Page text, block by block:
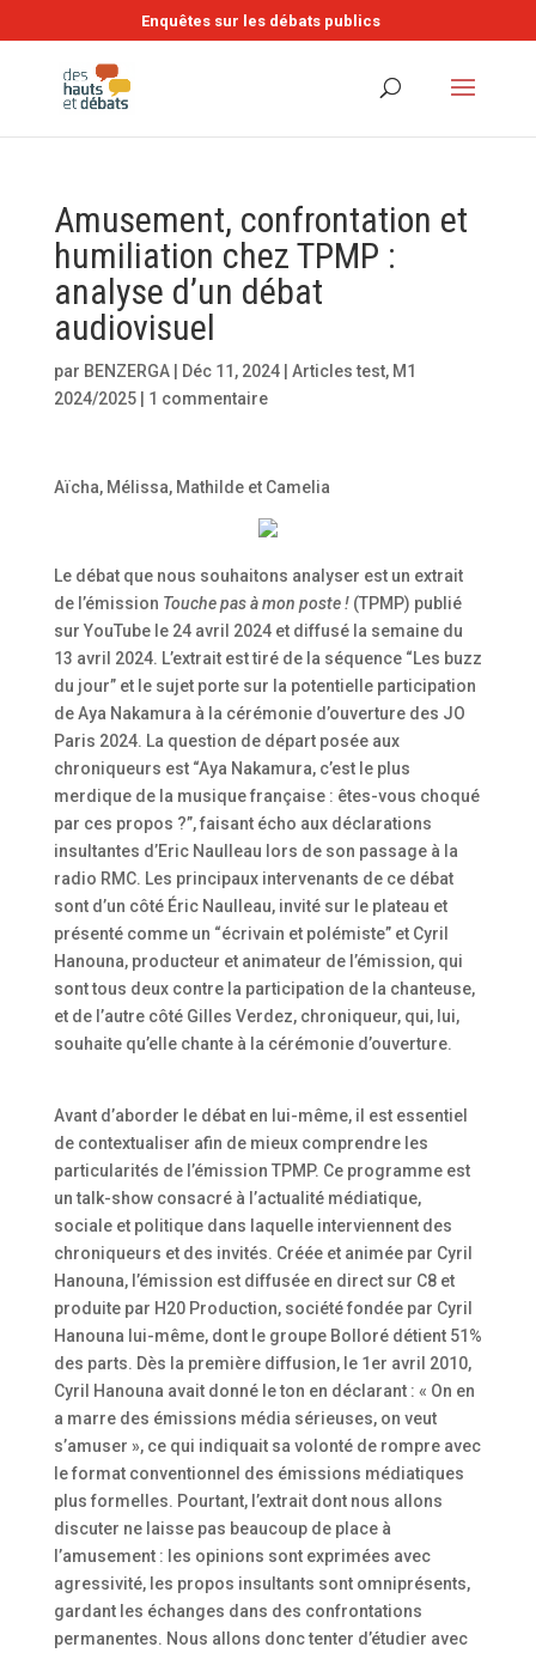
Enquêtes sur les débats publics
Amusement, confrontation et
humiliation chez TPMP :
analyse d’un débat
audiovisuel
par BENZERGA| Déc 11, 2024| Articles test, M1
2024/2025| 1 commentaire
Aïcha, Mélissa, Mathilde et Camelia
Le débat que nous souhaitons analyser est un extrait
de l’émission Touche pas à mon poste !(TPMP) publié
sur YouTube le 24 avril 2024 et diffusé la semaine du
13 avril 2024. L’extrait est tiré de la séquence “Les buzz
du jour” et le sujet porte sur la potentielle participation
de Aya Nakamura à la cérémonie d’ouverture des JO
Paris 2024. La question de départ posée aux
chroniqueurs est “Aya Nakamura, c’est le plus
merdique de la musique française : êtes-vous choqué
par ces propos ?”, faisant écho aux déclarations
insultantes d’Eric Naulleau lors de son passage à la
radio RMC. Les principaux intervenants de ce débat
sont d’un côté Éric Naulleau, invité sur le plateau et
présenté comme un “écrivain et polémiste” et Cyril
Hanouna, producteur et animateur de l’émission, qui
sont tous deux contre la participation de la chanteuse,
et de l’autre côté Gilles Verdez, chroniqueur, qui, lui,
souhaite qu’elle chante à la cérémonie d’ouverture.
Avant d’aborder le débat en lui-même, il est essentiel
de contextualiser afin de mieux comprendre les
particularités de l’émission TPMP. Ce programme est
un talk-show consacré à l’actualité médiatique,
sociale et politique dans laquelle interviennent des
chroniqueurs et des invités. Créée et animée par Cyril
Hanouna, l’émission est diffusée en direct sur C8 et
produite par H20 Production, société fondée par Cyril
Hanouna lui-même, dont le groupe Bolloré détient 51%
des parts. Dès la première diffusion, le 1er avril 2010,
Cyril Hanouna avait donné le ton en déclarant : « On en
a marre des émissions média sérieuses, on veut
s’amuser », ce qui indiquait sa volonté de rompre avec
le format conventionnel des émissions médiatiques
plus formelles. Pourtant, l’extrait dont nous allons
discuter ne laisse pas beaucoup de place à
l’amusement : les opinions sont exprimées avec
agressivité, les propos insultants sont omniprésents,
gardant les échanges dans des confrontations
permanentes. Nous allons donc tenter d’étudier avec